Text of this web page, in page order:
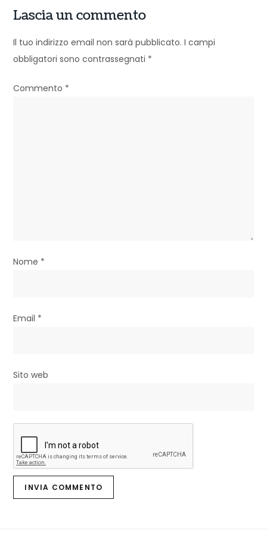
g
a
z
i
c
l
Lascia un commento
Il tuo indirizzo email non sarà pubblicato. I campi
obbligatori sono contrassegnati *
Commento *
Nome *
Email *
Sito web